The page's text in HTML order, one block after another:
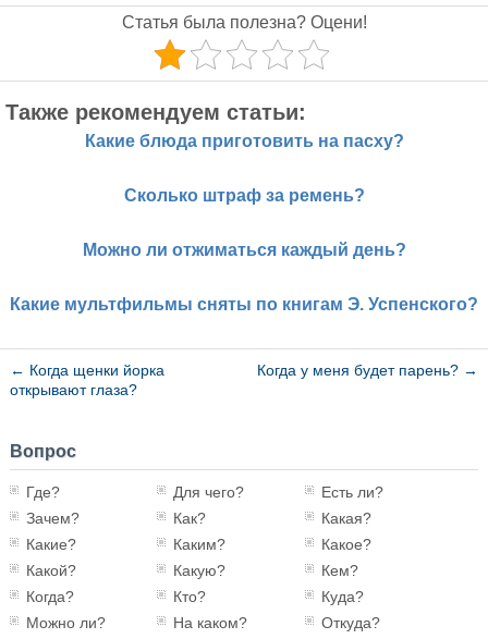
Статья была полезна? Оцени!
Также рекомендуем статьи:
Какие блюда приготовить на пасху?
Сколько штраф за ремень?
Можно ли отжиматься каждый день?
Какие мультфильмы сняты по книгам Э. Успенского?
← Когда щенки йорка
открывают глаза?
Когда у меня будет парень? →
Вопрос
Где? Для чего?
Есть ли?
Зачем?
Как?
Какая?
Какие?
Каким?
Какое?
Какой?
Какую?
Кем?
Когда?
Кто?
Куда?
Можно ли?
На каком?
Откуда?